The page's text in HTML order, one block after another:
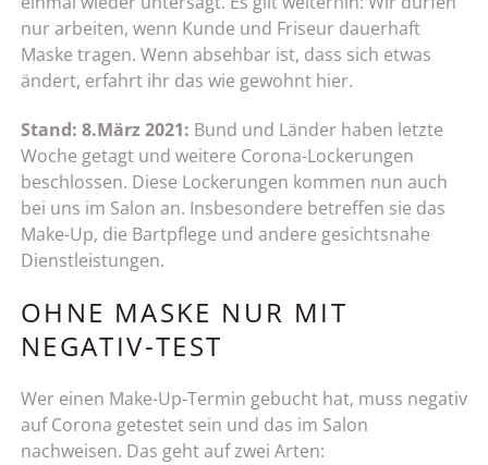
nur arbeiten, wenn Kunde und Friseur dauerhaft
Maske tragen. Wenn absehbar ist, dass sich etwas
ändert, erfahrt ihr das wie gewohnt hier.
Stand: 8.März 2021: Bund und Länder haben letzte
Woche getagt und weitere Corona-Lockerungen
beschlossen. Diese Lockerungen kommen nun auch
bei uns im Salon an. Insbesondere betreffen sie das
Make-Up, die Bartpflege und andere gesichtsnahe
Dienstleistungen.
OHNE MASKE NUR MIT
NEGATIV-TEST
Wer einen Make-Up-Termin gebucht hat, muss negativ
auf Corona getestet sein und das im Salon
nachweisen. Das geht auf zwei Arten: